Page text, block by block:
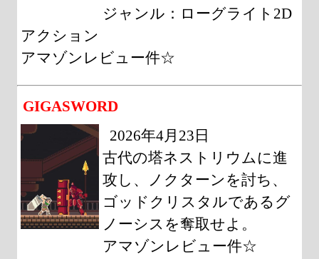
ジャンル：ローグライト2D
アクション
アマゾンレビュー件☆
GIGASWORD
2026年4月23日
古代の塔ネストリウムに進
攻し、ノクターンを討ち、
ゴッドクリスタルであるグ
ノーシスを奪取せよ。
アマゾンレビュー件☆